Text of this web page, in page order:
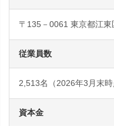
〒135－0061 東京都江
従業員数
2,513名（2026年3月末時
資本金